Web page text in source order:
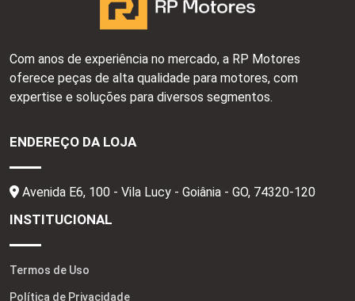
Com anos de experiência no mercado, a RP Motores
oferece peças de alta qualidade para motores, com
expertise e soluções para diversos segmentos.
ENDEREÇO DA LOJA
Avenida E6, 100 - Vila Lucy - Goiânia - GO, 74320-120
INSTITUCIONAL
Termos de Uso
Política de Privacidade